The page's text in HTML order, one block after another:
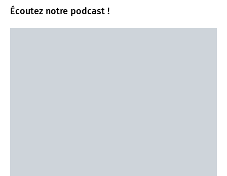
Écoutez notre podcast !